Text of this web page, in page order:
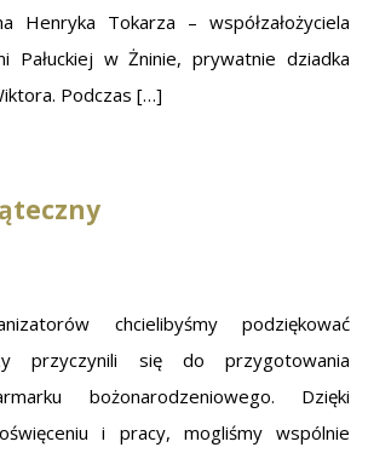
Henryka Tokarza – współzałożyciela
Pałuckiej w Żninie, prywatnie dziadka
Podczas […]
chcielibyśmy podziękować
przyczynili się do przygotowania
bożonarodzeniowego. Dzięki
i pracy, mogliśmy wspólnie